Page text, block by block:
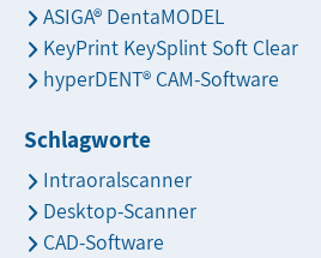
ASIGA® DentaMODEL
KeyPrint KeySplint Soft Clear
hyperDENT® CAM-Software
Schlagworte
Intraoralscanner
Desktop-Scanner
CAD-Software